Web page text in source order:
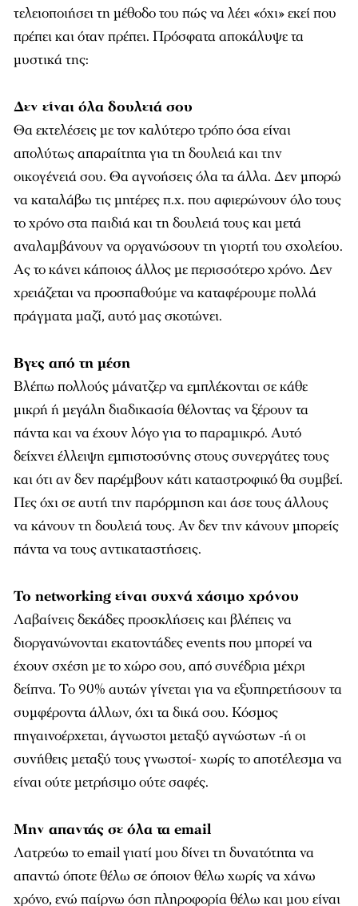
τελειοποιήσει τη μέθοδο του πώς να λέει «όχι» εκεί που
πρέπει και όταν πρέπει. Πρόσφατα αποκάλυψε τα
μυστικά της:
Δεν είναι όλα δουλειά σου
Θα εκτελέσεις με τον καλύτερο τρόπο όσα είναι
απολύτως απαραίτητα για τη δουλειά και την
οικογένειά σου. Θα αγνοήσεις όλα τα άλλα. Δεν μπορώ
να καταλάβω τις μητέρες π.χ. που αφιερώνουν όλο τους
το χρόνο στα παιδιά και τη δουλειά τους και μετά
αναλαμβάνουν να οργανώσουν τη γιορτή του σχολείου.
Ας το κάνει κάποιος άλλος με περισσότερο χρόνο. Δεν
χρειάζεται να προσπαθούμε να καταφέρουμε πολλά
πράγματα μαζί, αυτό μας σκοτώνει.
Βγες από τη μέση
Βλέπω πολλούς μάνατζερ να εμπλέκονται σε κάθε
μικρή ή μεγάλη διαδικασία θέλοντας να ξέρουν τα
πάντα και να έχουν λόγο για το παραμικρό. Αυτό
δείχνει έλλειψη εμπιστοσύνης στους συνεργάτες τους
και ότι αν δεν παρέμβουν κάτι καταστροφικό θα συμβεί.
Πες όχι σε αυτή την παρόρμηση και άσε τους άλλους
να κάνουν τη δουλειά τους. Αν δεν την κάνουν μπορείς
πάντα να τους αντικαταστήσεις.
Το networking είναι συχνά χάσιμο χρόνου
Λαβαίνεις δεκάδες προσκλήσεις και βλέπεις να
διοργανώνονται εκατοντάδες events που μπορεί να
έχουν σχέση με το χώρο σου, από συνέδρια μέχρι
δείπνα. Το 90% αυτών γίνεται για να εξυπηρετήσουν τα
συμφέροντα άλλων, όχι τα δικά σου. Κόσμος
πηγαινοέρχεται, άγνωστοι μεταξύ αγνώστων -ή οι
συνήθεις μεταξύ τους γνωστοί- χωρίς το αποτέλεσμα να
είναι ούτε μετρήσιμο ούτε σαφές.
Μην απαντάς σε όλα τα email
Λατρεύω το email γιατί μου δίνει τη δυνατότητα να
απαντώ όποτε θέλω σε όποιον θέλω χωρίς να χάνω
χρόνο, ενώ παίρνω όση πληροφορία θέλω και μου είναι